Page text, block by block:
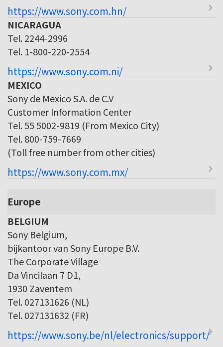
https://www.sony.com.hn/
NICARAGUA
Tel. 2244-2996
Tel. 1-800-220-2554
https://www.sony.com.ni/
MEXICO
Sony de Mexico S.A. de C.V
Customer Information Center
Tel. 55 5002-9819 (From Mexico City)
Tel. 800-759-7669
(Toll free number from other cities)
https://www.sony.com.mx/
Europe
BELGIUM
Sony Belgium,
bijkantoor van Sony Europe B.V.
The Corporate Village
Da Vincilaan 7 D1,
1930 Zaventem
Tel. 027131626 (NL)
Tel. 027131632 (FR)
https://www.sony.be/nl/electronics/support/